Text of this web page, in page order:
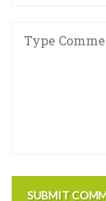
SUBMIT